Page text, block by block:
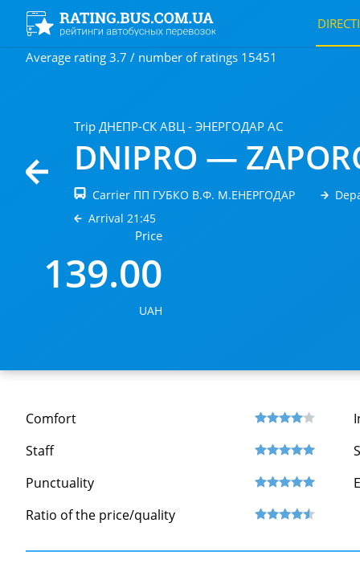
Average rating 3.7 / number of ratings 15451
Trip ДНЕПР-СК АВЦ - ЭНЕРГОДАР АС
DNIPRO —
Carrier ПП ГУБКО В.Ф. М.ЕНЕРГОДАР
Arrival 21:45
Price
139.00
UAH
Comfort
Staff
Punctuality
Ratio of the price/quality